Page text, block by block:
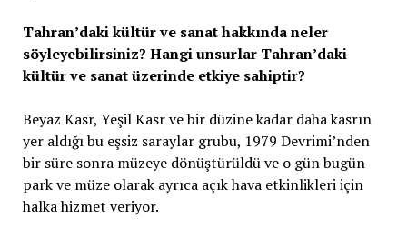
Tahran’daki kültür ve sanat hakkında neler
söyleyebilirsiniz? Hangi unsurlar Tahran’daki
kültür ve sanat üzerinde etkiye sahiptir?
Beyaz Kasr, Yeşil Kasr ve bir düzine kadar daha kasrın
yer aldığı bu eşsiz saraylar grubu, 1979 Devrimi’nden
bir süre sonra müzeye dönüştürüldü ve o gün bugün
park ve müze olarak ayrıca açık hava etkinlikleri için
halka hizmet veriyor.